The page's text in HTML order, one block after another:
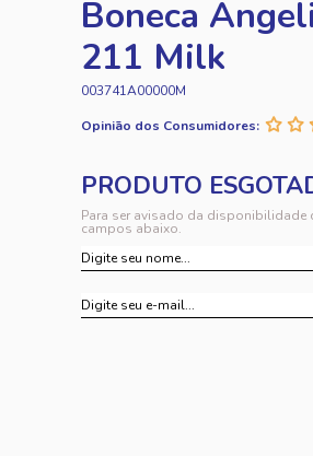
Boneca
211 Milk
003741A00000M
Opinião dos Consumidores:
Para ser avisado da disponibilidade
campos abaixo.